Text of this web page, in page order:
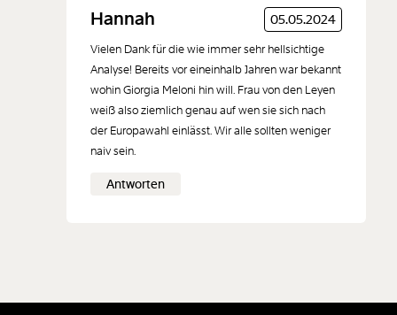
Neuen Kommentar
Der Inhalt dieses Feldes wird nicht öffentlich zugänglich angezeigt.
Hannah 05.05.2024
Vielen Dank für die wie immer sehr hellsichtige
Analyse! Bereits vor eineinhalb Jahren war bekannt
wohin Giorgia Meloni hin will. Frau von den Leyen
weiß also ziemlich genau auf wen sie sich nach
der Europawahl einlässt. Wir alle sollten weniger
naiv sein.
Antworten